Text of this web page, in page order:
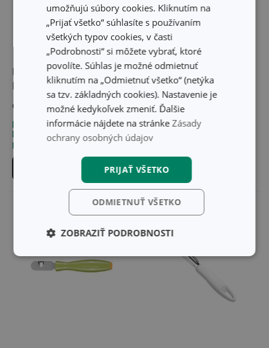
Kefa na zeleninu
PRESTO, variabilná
9,50 €
Dostupné v eshope
Môžete mať ihneď v 28
predajniach
Držadlo na cibuľu
PRESTO
6,60 €
Dostupné v eshope
Môžete mať ihneď v 22
predajniach
Do košíka
umožňujú súbory cookies. Kliknutím na
„Prijať všetko“ súhlasíte s používaním
všetkých typov cookies, v časti
„Podrobnosti“ si môžete vybrať, ktoré
povolíte. Súhlas je možné odmietnuť
kliknutím na „Odmietnuť všetko“ (netýka
sa tzv. základných cookies). Nastavenie je
možné kedykoľvek zmeniť. Ďalšie
informácie nájdete na stránke Zásady
ochrany osobných údajov
PRIJAŤ VŠETKO
ODMIETNUŤ VŠETKO
ZOBRAZIŤ PODROBNOSTI
Základné
(funkčné) cookies
Analytické a
preferenčné